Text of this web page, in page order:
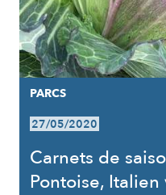
PARCS
27/05/2020
Carnets de
Pontoise,